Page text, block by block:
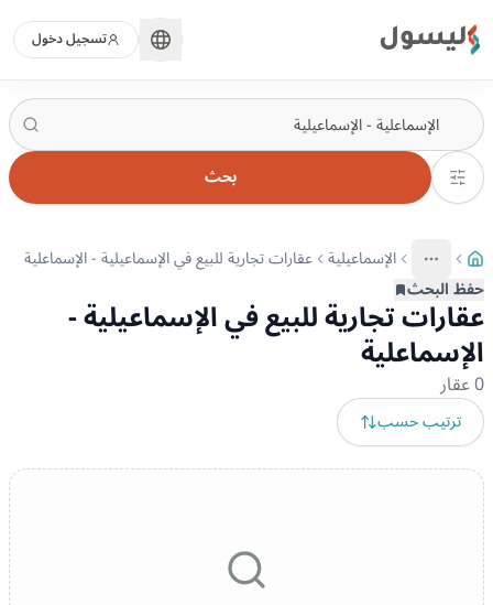
ليسول تسجيل دخول
بحث
More
عرض المزيد من المسارات
الإسماعيلية عقارات تجارية للبيع في الإسماعيلية - الإسماعلية
حفظ البحث
عقارات تجارية للبيع في الإسماعيلية -
الإسماعلية
0عقار
ترتيب حسب